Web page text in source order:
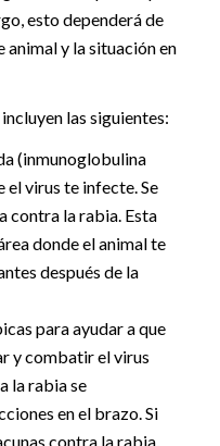
esto dependerá de
y la situación en
las siguientes:
(inmunoglobulina
virus te infecte. Se
contra la rabia. Esta
donde el animal te
después de la
para ayudar a que
y combatir el virus
la rabia se
en el brazo. Si
contra la rabia,